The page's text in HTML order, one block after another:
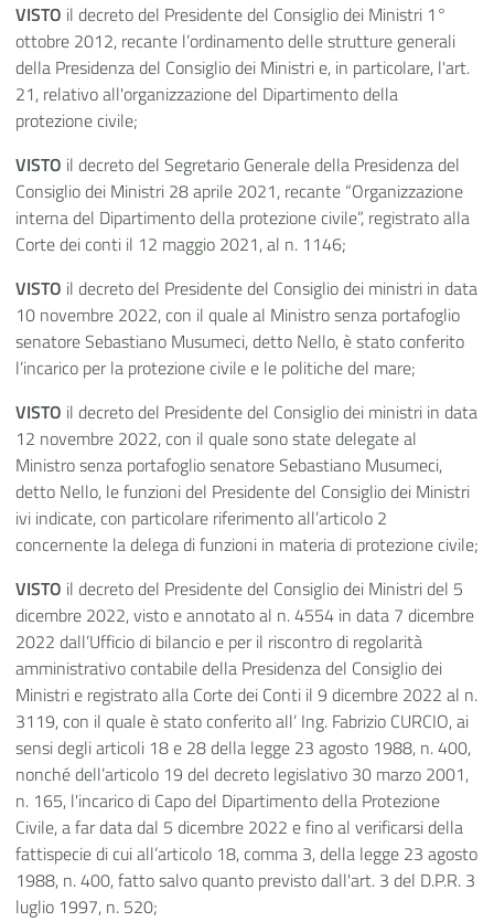
VISTO il decreto del Presidente del Consiglio dei Ministri 1°
ottobre 2012, recante l’ordinamento delle strutture generali
della Presidenza del Consiglio dei Ministri e, in particolare, l'art.
21, relativo all'organizzazione del Dipartimento della
protezione civile;
VISTO il decreto del Segretario Generale della Presidenza del
Consiglio dei Ministri 28 aprile 2021, recante “Organizzazione
interna del Dipartimento della protezione civile”, registrato alla
Corte dei conti il 12 maggio 2021, al n. 1146;
VISTO il decreto del Presidente del Consiglio dei ministri in data
10 novembre 2022, con il quale al Ministro senza portafoglio
senatore Sebastiano Musumeci, detto Nello, è stato conferito
l’incarico per la protezione civile e le politiche del mare;
VISTO il decreto del Presidente del Consiglio dei ministri in data
12 novembre 2022, con il quale sono state delegate al
Ministro senza portafoglio senatore Sebastiano Musumeci,
detto Nello, le funzioni del Presidente del Consiglio dei Ministri
ivi indicate, con particolare riferimento all’articolo 2
concernente la delega di funzioni in materia di protezione civile;
VISTO il decreto del Presidente del Consiglio dei Ministri del 5
dicembre 2022, visto e annotato al n. 4554 in data 7 dicembre
2022 dall’Ufficio di bilancio e per il riscontro di regolarità
amministrativo contabile della Presidenza del Consiglio dei
Ministri e registrato alla Corte dei Conti il 9 dicembre 2022 al n.
3119, con il quale è stato conferito all’ Ing. Fabrizio CURCIO, ai
sensi degli articoli 18 e 28 della legge 23 agosto 1988, n. 400,
nonché dell’articolo 19 del decreto legislativo 30 marzo 2001,
n. 165, l'incarico di Capo del Dipartimento della Protezione
Civile, a far data dal 5 dicembre 2022 e fino al verificarsi della
fattispecie di cui all’articolo 18, comma 3, della legge 23 agosto
1988, n. 400, fatto salvo quanto previsto dall'art. 3 del D.P.R. 3
luglio 1997, n. 520;